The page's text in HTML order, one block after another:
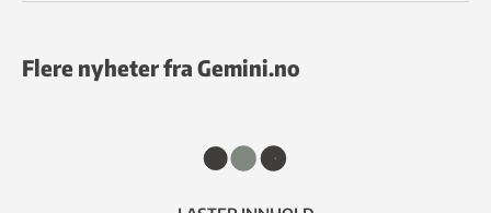
Flere nyheter fra Gemini.no